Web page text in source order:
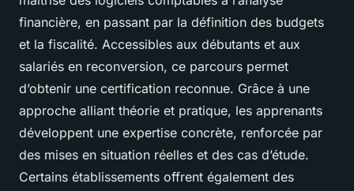
financière, en passant par la définition des budgets
et la fiscalité. Accessibles aux débutants et aux
salariés en reconversion, ce parcours permet
d’obtenir une certification reconnue. Grâce à une
approche alliant théorie et pratique, les apprenants
développent une expertise concrète, renforcée par
des mises en situation réelles et des cas d’étude.
Certains établissements offrent également des